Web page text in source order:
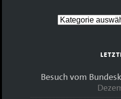
Besuch vom